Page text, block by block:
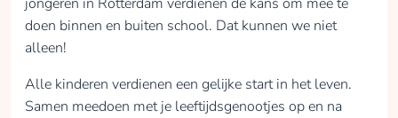
doen binnen en buiten school. Dat kunnen we niet
alleen!
Alle kinderen verdienen een gelijke start in het leven.
Samen meedoen met je leeftijdsgenootjes op en na